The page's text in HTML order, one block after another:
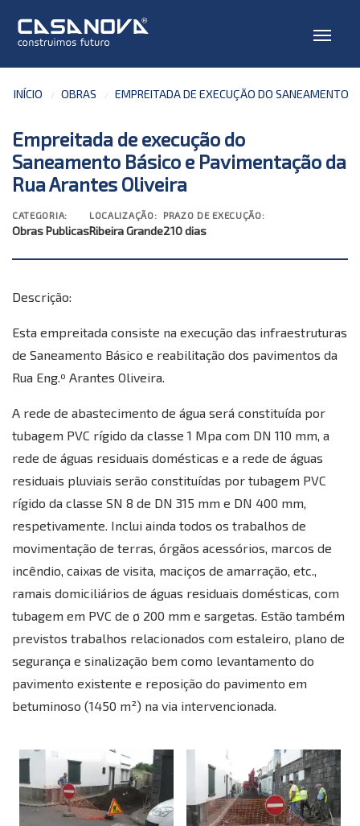
INÍCIO OBRAS EMPREITADA DE EXECUÇÃO DO SANEAMENTO
Empreitada de execução do
Saneamento Básico e Pavimentação da
Rua Arantes Oliveira
CATEGORIA:
Obras Publicas
LOCALIZAÇÃO:
Ribeira Grande
PRAZO DE EXECUÇÃO:
210 dias
Descrição:
Esta empreitada consiste na execução das infraestruturas
de Saneamento Básico e reabilitação dos pavimentos da
Rua Eng.º Arantes Oliveira.
A rede de abastecimento de água será constituída por
tubagem PVC rígido da classe 1 Mpa com DN 110 mm, a
rede de águas residuais domésticas e a rede de águas
residuais pluviais serão constituídas por tubagem PVC
rígido da classe SN 8 de DN 315 mm e DN 400 mm,
respetivamente. Inclui ainda todos os trabalhos de
movimentação de terras, órgãos acessórios, marcos de
incêndio, caixas de visita, maciços de amarração, etc.,
ramais domiciliários de águas residuais domésticas, com
tubagem em PVC de ø 200 mm e sargetas. Estão também
previstos trabalhos relacionados com estaleiro, plano de
segurança e sinalização bem como levantamento do
pavimento existente e reposição do pavimento em
betuminoso (1450 m²) na via intervencionada.
Casanova AI Bot
Online
Olá! 👋 Sou o assistente virtual da AR
Casanova. Utilizo AI Generativa para o
desenvolvimento, aprendo coisas novas
todos os dias. Como posso ajudar?